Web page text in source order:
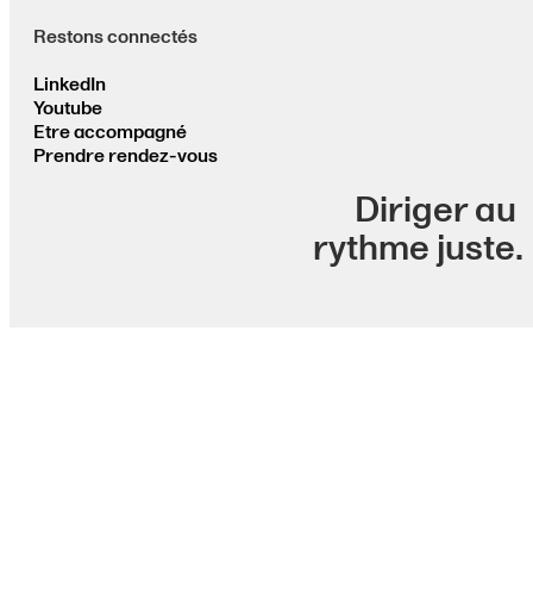
Restons connectés
LinkedIn
Youtube
Etre accompagné
Prendre rendez-vous
Diriger au
rythme juste.